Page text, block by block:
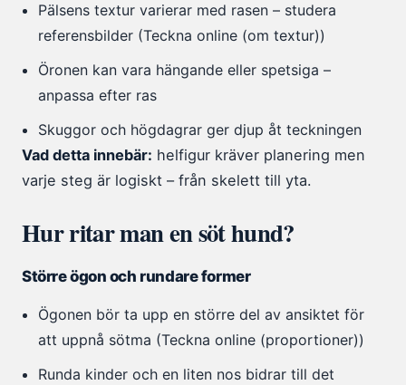
Pälsens textur varierar med rasen – studera
referensbilder (Teckna online (om textur))
Öronen kan vara hängande eller spetsiga –
anpassa efter ras
Skuggor och högdagrar ger djup åt teckningen
Vad detta innebär: helfigur kräver planering men
varje steg är logiskt – från skelett till yta.
Hur ritar man en söt hund?
Större ögon och rundare former
Ögonen bör ta upp en större del av ansiktet för
att uppnå sötma (Teckna online (proportioner))
Runda kinder och en liten nos bidrar till det